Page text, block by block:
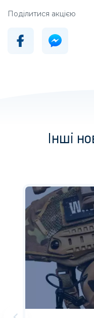
Поділитися акцією
Інші